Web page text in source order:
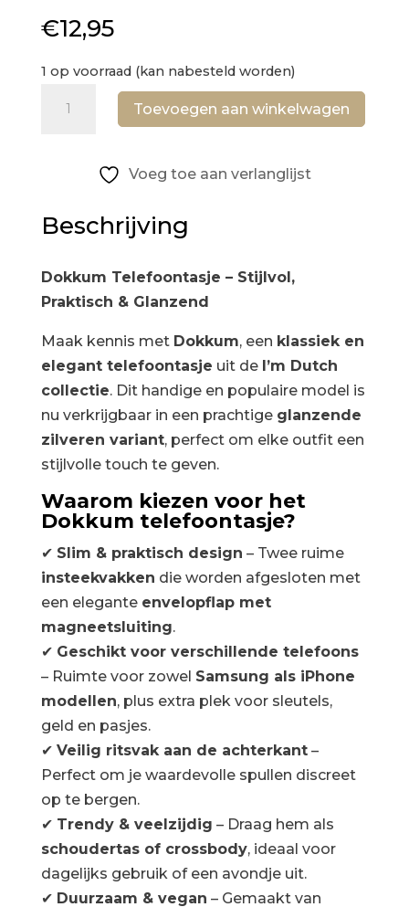
€12,95
1 op voorraad (kan nabesteld worden)
aantal
Toevoegen aan winkelwagen
Voeg toe aan verlanglijst
Beschrijving
Dokkum Telefoontasje – Stijlvol,
Praktisch & Glanzend
Maak kennis met Dokkum, een klassiek en
elegant telefoontasje uit de I’m Dutch
collectie. Dit handige en populaire model is
nu verkrijgbaar in een prachtige glanzende
zilveren variant, perfect om elke outfit een
stijlvolle touch te geven.
Waarom kiezen voor het
Dokkum telefoontasje?
✔ Slim & praktisch design – Twee ruime
insteekvakken die worden afgesloten met
een elegante envelopflap met
magneetsluiting.
✔ Geschikt voor verschillende telefoons
– Ruimte voor zowel Samsung als iPhone
modellen, plus extra plek voor sleutels,
geld en pasjes.
✔ Veilig ritsvak aan de achterkant–
Perfect om je waardevolle spullen discreet
op te bergen.
✔ Trendy & veelzijdig – Draag hem als
schoudertas of crossbody, ideaal voor
dagelijks gebruik of een avondje uit.
✔ Duurzaam & vegan – Gemaakt van